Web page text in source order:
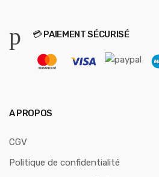
💳 PAIEMENT SÉCURISÉ
A PROPOS
CGV
Politique de confidentialité